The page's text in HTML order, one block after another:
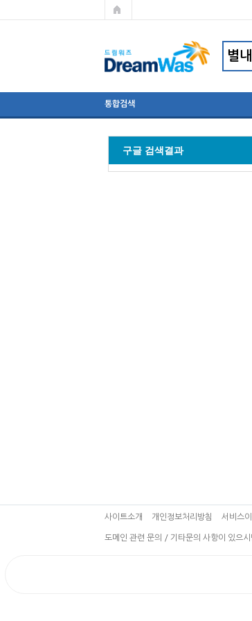
통합검색
구글 검색결과
사이트소개 개인정보처리방침 서비스
도메인 관련 문의 / 기타문의 사항이 있으